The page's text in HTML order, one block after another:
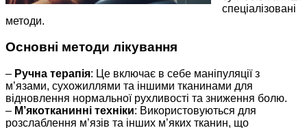
спеціалізовані
методи.
Основні методи лікування
– Ручна терапія: Це включає в себе маніпуляції з
м’язами, сухожиллями та іншими тканинами для
відновлення нормальної рухливості та зниження болю.
– М’якотканинні техніки: Використовуються для
розслаблення м’язів та інших м’яких тканин, що